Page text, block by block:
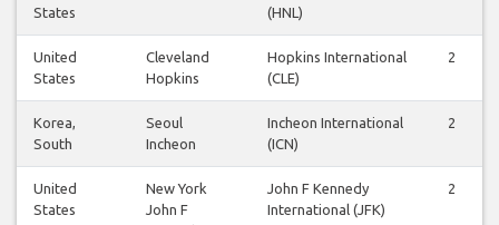
States
(HNL)
United
States
Cleveland
Hopkins
Hopkins International
(CLE)
2
Korea,
South
Seoul
Incheon
Incheon International
(ICN)
2
United
States
New York
John F
John F Kennedy
International (JFK)
2